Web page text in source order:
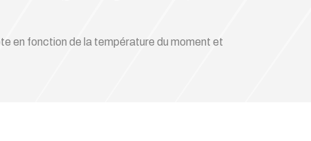
en fonction de la température du moment et